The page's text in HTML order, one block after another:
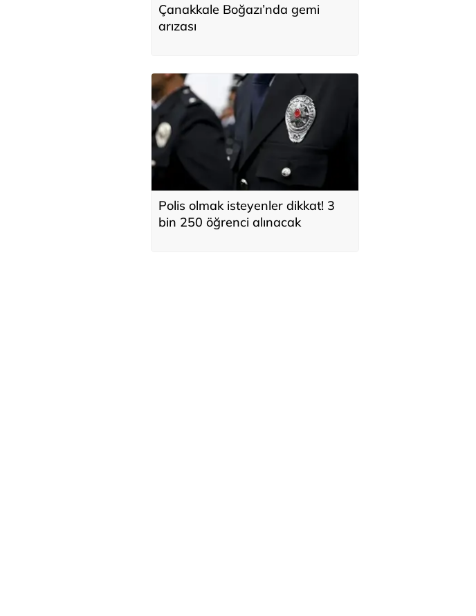
Çanakkale Boğazı’nda gemi
arızası
Polis olmak isteyenler dikkat! 3
bin 250 öğrenci alınacak